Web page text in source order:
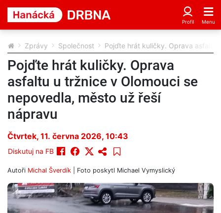
Zprávy Společnost Pojďte hrát kuličky. Oprava asfaltu
Pojďte hrát kuličky. Oprava
asfaltu u tržnice v Olomouci se
nepovedla, město už řeší
nápravu
Čtvrtek, 11. června 2026, 10:43
Diskutuj na FB
Autoři Michal Šverdík | Foto poskytl Michael Vymyslický